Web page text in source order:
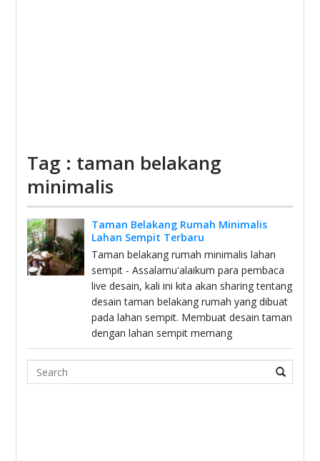
Tag : taman belakang
minimalis
Taman Belakang Rumah Minimalis
Lahan Sempit Terbaru
Taman belakang rumah minimalis lahan
sempit - Assalamu'alaikum para pembaca
live desain, kali ini kita akan sharing tentang
desain taman belakang rumah yang dibuat
pada lahan sempit. Membuat desain taman
dengan lahan sempit memang
Search